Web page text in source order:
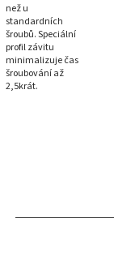
než u
standardních
šroubů. Speciální
profil závitu
minimalizuje čas
šroubování až
2,5krát.